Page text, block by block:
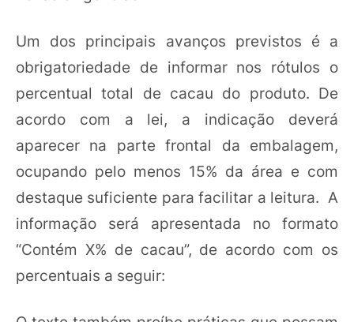
Um dos principais avanços previstos é a
obrigatoriedade de informar nos rótulos o
percentual total de cacau do produto. De
acordo com a lei, a indicação deverá
aparecer na parte frontal da embalagem,
ocupando pelo menos 15% da área e com
destaque suficiente para facilitar a leitura. A
informação será apresentada no formato
“Contém X% de cacau”, de acordo com os
percentuais a seguir: